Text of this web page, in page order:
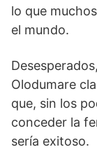
lo que
el mundo.
Olodumare
que, sin los
conceder la
sería exitoso.